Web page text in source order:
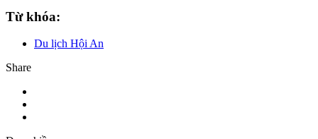
Từ khóa:
Du lịch Hội An
Share